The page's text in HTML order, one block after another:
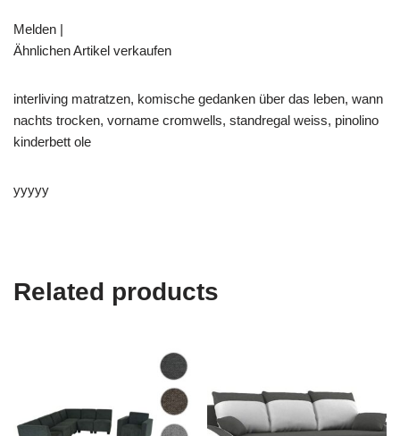
Melden |
Ähnlichen Artikel verkaufen
interliving matratzen, komische gedanken über das leben, wann
nachts trocken, vorname cromwells, standregal weiss, pinolino
kinderbett ole
yyyyy
Related products